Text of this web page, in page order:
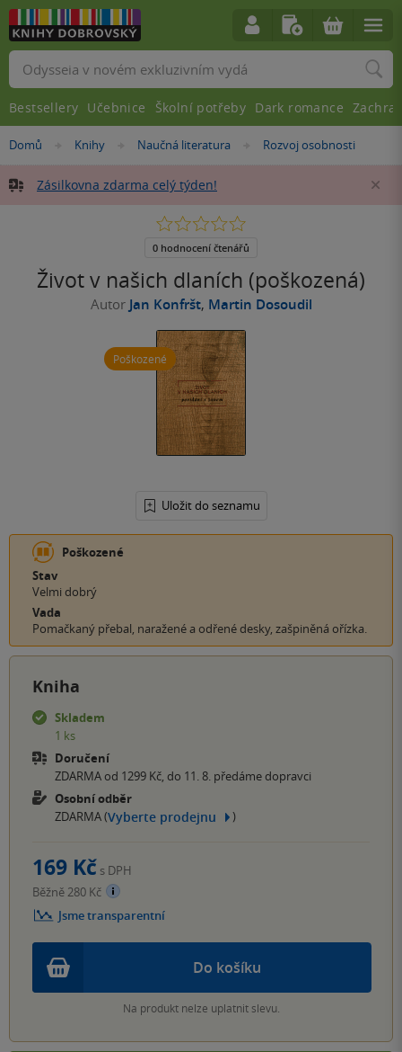
Nacházíte
zde:
Domů »
Knihy »
Naučná literatura »
Rozvoj osobnosti
Zásilkovna zdarma celý týden!
Život v našich dlaních (poškozená)
Autor Jan Konfršt, Martin Dosoudil
Poškozené
Uložit do seznamu
0.0
5
0 hodnocení čtenářů
Poškozené
Stav
Velmi dobrý
Vada
Pomačkaný přebal, naražené a odřené desky, zašpiněná ořízka.
Kniha
Skladem
1 ks
Doručení
ZDARMA od 1299 Kč, do 11. 8. předáme dopravci
Osobní odběr
ZDARMA (Vyberte prodejnu )
Do košíku
Na produkt nelze uplatnit slevu.
169 Kč s DPH
Běžně 280 Kč
Jsme transparentní
Vyhledávání
Bestsellery Učebnice Školní potřeby Dark romance